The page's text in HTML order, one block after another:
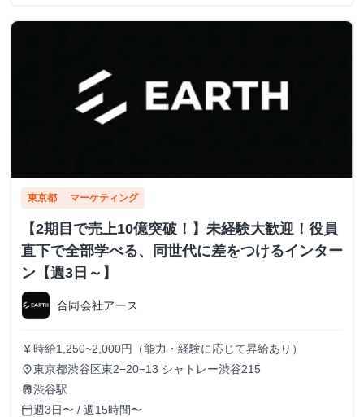
東京都 マーケティング
【2期目で売上10億突破！】未経験大歓迎！役員
直下で全部学べる、同世代に差をつけるインター
ン【週3日～】
合同会社アース
currency_yen 時給1,250~2,000円（能力・経験に応じて昇給あり）
place東京都渋谷区東2−20−13 シャトレー渋谷215
train渋谷駅
calendar_today週3日〜 / 週15時間〜